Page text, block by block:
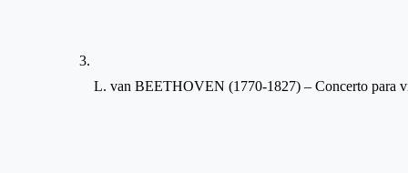
L. van BEETHOVEN (1770-1827) – Concerto para